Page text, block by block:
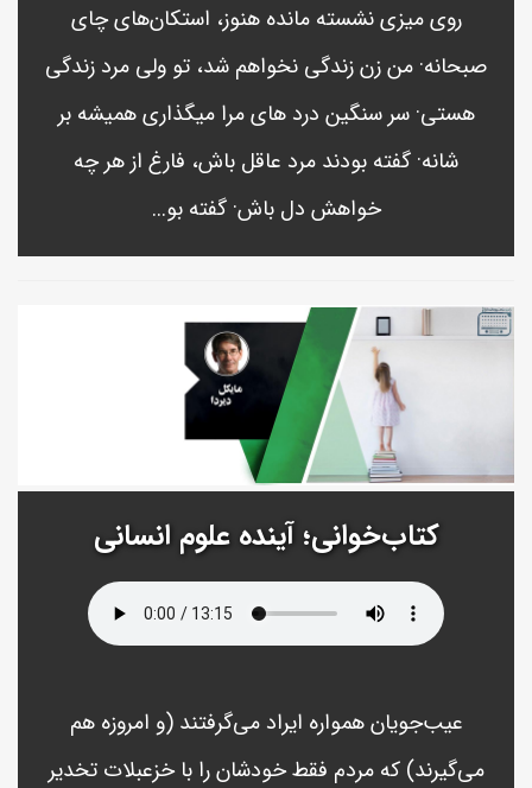
روی میزی نشسته مانده هنوز، استکان‌های چای
صبحانه· من زن زندگی نخواهم شد، تو ولی مرد زندگی
هستی· سر سنگین درد های مرا میگذاری همیشه بر
شانه· گفته بودند مرد عاقل باش، فارغ از هر چه
خواهش دل باش· گفته بو...
کتاب‌خوانی؛ آینده علوم انسانی
عیب‌جویان همواره ایراد می‌گرفتند (و امروزه هم
می‌گیرند) که مردم فقط خودشان را با خزعبلات تخدیر